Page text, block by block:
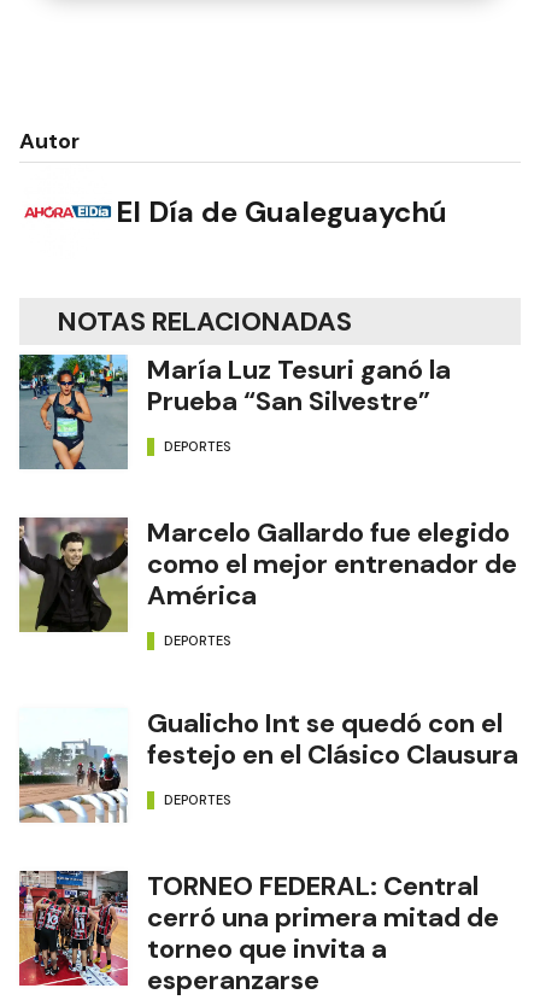
Autor
El Día de Gualeguaychú
NOTAS RELACIONADAS
María Luz Tesuri ganó la
Prueba “San Silvestre”
DEPORTES
Marcelo Gallardo fue elegido
como el mejor entrenador de
América
DEPORTES
Gualicho Int se quedó con el
festejo en el Clásico Clausura
DEPORTES
TORNEO FEDERAL: Central
cerró una primera mitad de
torneo que invita a
esperanzarse